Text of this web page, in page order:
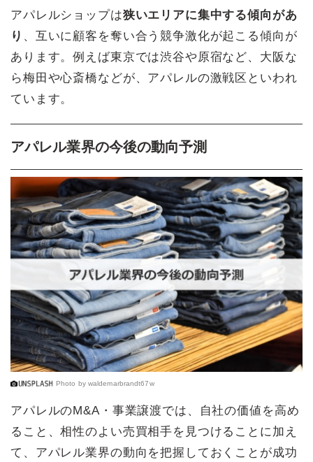
アパレルショップは狭いエリアに集中する傾向があ
り 、互いに顧客を奪い合う競争激化が起こる傾向が
あります。例えば東京では渋谷や原宿など、大阪な
ら梅田や心斎橋などが、アパレルの激戦区といわれ
ています。
アパレル業界の今後の動向予測
Photo by waldemarbrandt67w
アパレルのM&A・事業譲渡では、自社の価値を高め
ること、相性のよい売買相手を見つけることに加え
て、アパレル業界の動向を把握しておくことが成功